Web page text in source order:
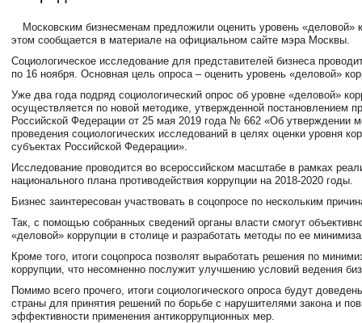
Московским бизнесменам предложили оценить уровень «деловой»
этом сообщается в материале на официальном сайте мэра Москвы.
Социологическое исследование для представителей бизнеса
по 16 ноября. Основная цель опроса – оценить уровень «деловой»
Уже два года подряд социологический опрос об уровне «деловой»
осуществляется по новой методике, утвержденной постановлением
Российской Федерации от 25 мая 2019 года № 662 «Об утверждении
проведения социологических исследований в целях оценки уровня
субъектах Российской Федерации».
Исследование проводится во всероссийском масштабе в рамках
национального плана противодействия коррупции на 2018-2020 годы.
Бизнес заинтересован участвовать в соцопросе по нескольким
Так, с помощью собранных сведений органы власти смогут
«деловой» коррупции в столице и разработать методы по ее
Кроме того, итоги соцопроса позволят выработать решения по
коррупции, что несомненно послужит улучшению условий ведения
Помимо всего прочего, итоги социологического опроса будут
страны для принятия решений по борьбе с нарушителями закона и
эффективности применения антикоррупционных мер.